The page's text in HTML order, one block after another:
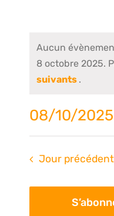
Aucun
8 octobre 2025.
suivants .
08/10/2025
date.
Jour précédent